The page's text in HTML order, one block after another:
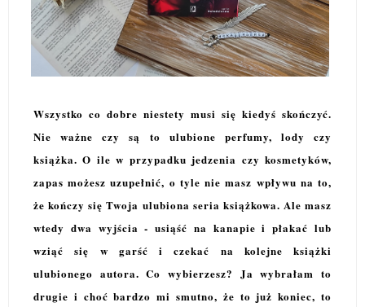
Wszystko co dobre niestety musi się kiedyś skończyć.
Nie ważne czy są to ulubione perfumy, lody czy
książka. O ile w przypadku jedzenia czy kosmetyków,
zapas możesz uzupełnić, o tyle nie masz wpływu na to,
że kończy się Twoja ulubiona seria książkowa. Ale masz
wtedy dwa wyjścia - usiąść na kanapie i płakać lub
wziąć się w garść i czekać na kolejne książki
ulubionego autora. Co wybierzesz? Ja wybrałam to
drugie i choć bardzo mi smutno, że to już koniec, to